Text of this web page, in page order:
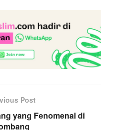
Post
yang Fenomenal di